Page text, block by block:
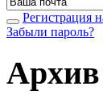
Регистрация
Забыли пароль?
Архив